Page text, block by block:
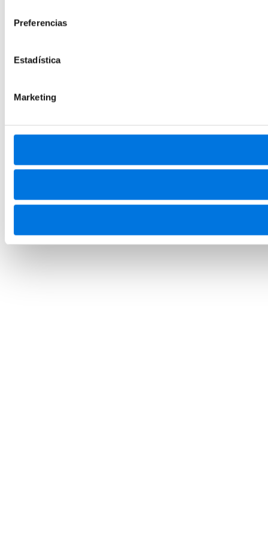
Preferencias
Estadística
Marketing